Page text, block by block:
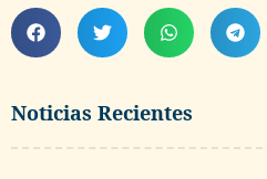
Noticias Recientes